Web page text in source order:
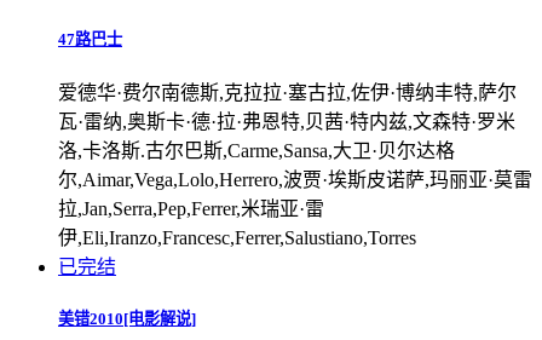
47路巴士
爱德华·费尔南德斯,克拉拉·塞古拉,佐伊·博纳丰特,萨尔
瓦·雷纳,奥斯卡·德·拉·弗恩特,贝茜·特内兹,文森特·罗米
洛,卡洛斯.古尔巴斯,Carme,Sansa,大卫·贝尔达格
尔,Aimar,Vega,Lolo,Herrero,波贾·埃斯皮诺萨,玛丽亚·莫雷
拉,Jan,Serra,Pep,Ferrer,米瑞亚·雷
伊,Eli,Iranzo,Francesc,Ferrer,Salustiano,Torres
已完结
美错2010[电影解说]